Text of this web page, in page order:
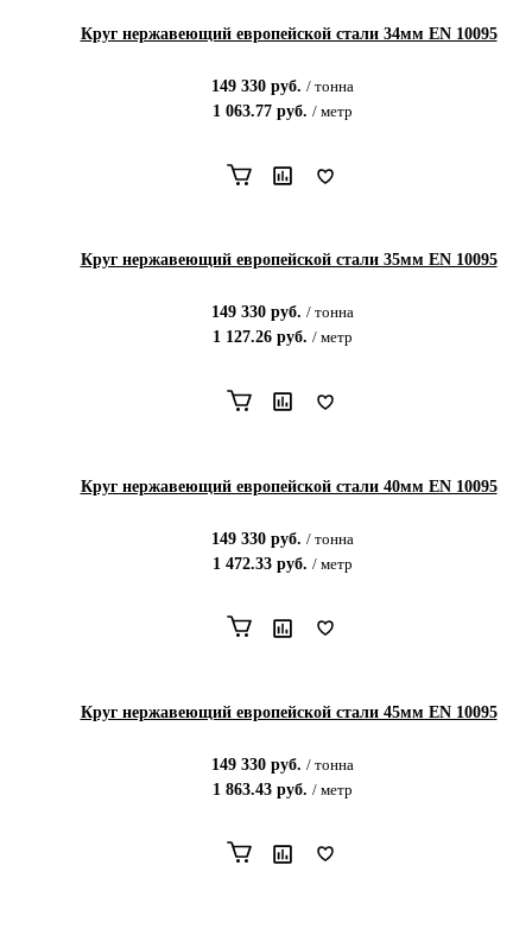
Круг нержавеющий европейской стали 34мм EN 10095
149 330 руб. / тонна
1 063.77 руб. / метр
Круг нержавеющий европейской стали 35мм EN 10095
149 330 руб. / тонна
1 127.26 руб. / метр
Круг нержавеющий европейской стали 40мм EN 10095
149 330 руб. / тонна
1 472.33 руб. / метр
Круг нержавеющий европейской стали 45мм EN 10095
149 330 руб. / тонна
1 863.43 руб. / метр